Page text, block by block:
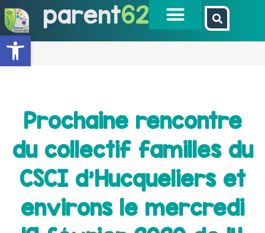
Ouvrir la barre d’outils
parent62
Prochaine rencontre
du collectif familles du
CSCI d'Hucqueliers et
environs le mercredi